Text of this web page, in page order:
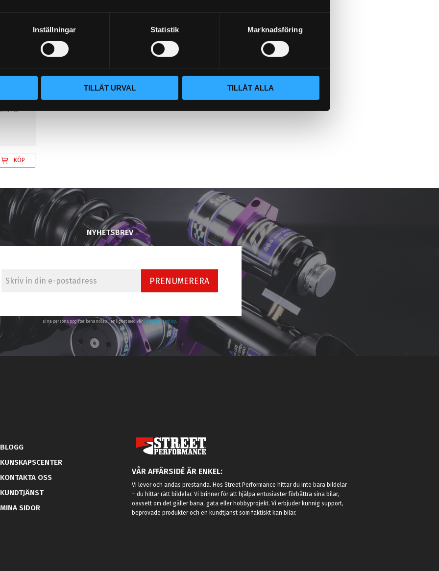
Inställningar Statistik Marknadsföring
TILLÅT URVAL TILLÅT ALLA
för
KÖP
NYHETSBREV
PRENUMERERA
Dina personuppgifter behandlas i enlighet med vår integritetspolicy
BLOGG
KUNSKAPSCENTER
KONTAKTA OSS
KUNDTJÄNST
MINA SIDOR
VÅR AFFÄRSIDÉ ÄR ENKEL:
Vi lever och andas prestanda. Hos Street Performance hittar du inte bara bildelar
– du hittar rätt bildelar. Vi brinner för att hjälpa entusiaster förbättra sina bilar,
oavsett om det gäller bana, gata eller hobbyprojekt. Vi erbjuder kunnig support,
beprövade produkter och en kundtjänst som faktiskt kan bilar.